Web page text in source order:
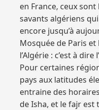
en France, ceux
savants algériens
encore jusqu’à
Mosquée de Paris
l’Algérie : c’est à
Pour certaines
pays aux latitudes
entraine des
de Isha, et le fajr est